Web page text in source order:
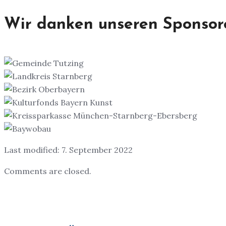
Wir danken unseren
Last modified: 7. September 2022
Comments are closed.